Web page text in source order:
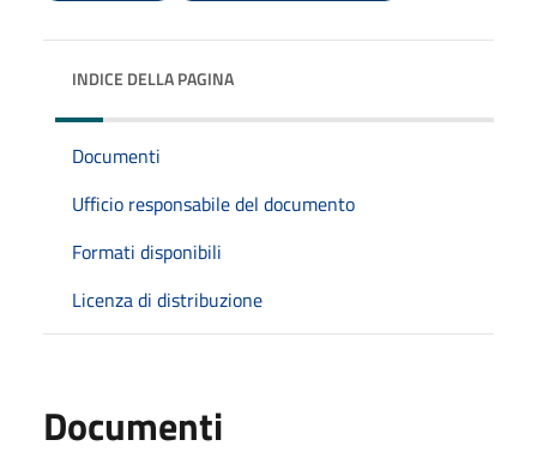
INDICE DELLA PAGINA
Documenti
Ufficio responsabile del documento
Formati disponibili
Licenza di distribuzione
Documenti